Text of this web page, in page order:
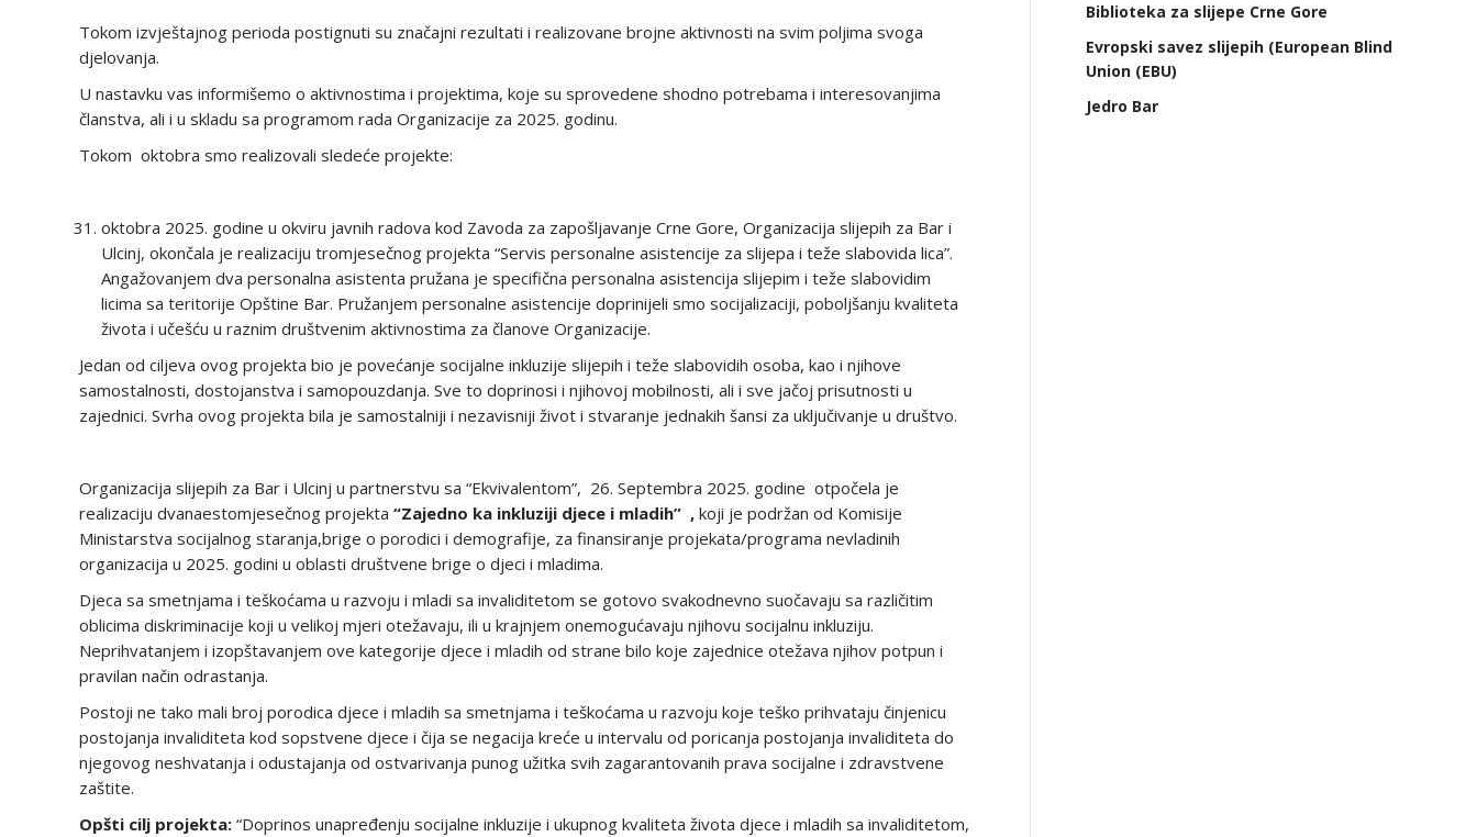
Tokom izvještajnog perioda postignuti su značajni rezultati i realizovane brojne aktivnosti na svim poljima svoga
djelovanja.
U nastavku vas informišemo o aktivnostima i projektima, koje su sprovedene shodno potrebama i interesovanjima
članstva, ali i u skladu sa programom rada Organizacije za 2025. godinu.
Tokom oktobra smo realizovali sledeće projekte:
oktobra 2025. godine u okviru javnih radova kod Zavoda za zapošljavanje Crne Gore, Organizacija slijepih za Bar i
Ulcinj, okončala je realizaciju tromjesečnog projekta “Servis personalne asistencije za slijepa i teže slabovida lica”.
Angažovanjem dva personalna asistenta pružana je specifična personalna asistencija slijepim i teže slabovidim
licima sa teritorije Opštine Bar. Pružanjem personalne asistencije doprinijeli smo socijalizaciji, poboljšanju kvaliteta
života i učešću u raznim društvenim aktivnostima za članove Organizacije.
Jedan od ciljeva ovog projekta bio je povećanje socijalne inkluzije slijepih i teže slabovidih osoba, kao i njihove
samostalnosti, dostojanstva i samopouzdanja. Sve to doprinosi i njihovoj mobilnosti, ali i sve jačoj prisutnosti u
zajednici. Svrha ovog projekta bila je samostalniji i nezavisniji život i stvaranje jednakih šansi za uključivanje u društvo.
Organizacija slijepih za Bar i Ulcinj u partnerstvu sa “Ekvivalentom”, 26. Septembra 2025. godine otpočela je
realizaciju dvanaestomjesečnog projekta “Zajedno ka inkluziji djece i mladih” , koji je podržan od Komisije
Ministarstva socijalnog staranja,brige o porodici i demografije, za finansiranje projekata/programa nevladinih
organizacija u 2025. godini u oblasti društvene brige o djeci i mladima.
Djeca sa smetnjama i teškoćama u razvoju i mladi sa invaliditetom se gotovo svakodnevno suočavaju sa različitim
oblicima diskriminacije koji u velikoj mjeri otežavaju, ili u krajnjem onemogućavaju njihovu socijalnu inkluziju.
Neprihvatanjem i izopštavanjem ove kategorije djece i mladih od strane bilo koje zajednice otežava njihov potpun i
pravilan način odrastanja.
Postoji ne tako mali broj porodica djece i mladih sa smetnjama i teškoćama u razvoju koje teško prihvataju činjenicu
postojanja invaliditeta kod sopstvene djece i čija se negacija kreće u intervalu od poricanja postojanja invaliditeta do
njegovog neshvatanja i odustajanja od ostvarivanja punog užitka svih zagarantovanih prava socijalne i zdravstvene
zaštite.
Opšti cilj projekta: “Doprinos unapređenju socijalne inkluzije i ukupnog kvaliteta života djece i mladih sa invaliditetom,
Biblioteka za slijepe Crne Gore
Evropski savez slijepih (European Blind
Union (EBU)
Jedro Bar